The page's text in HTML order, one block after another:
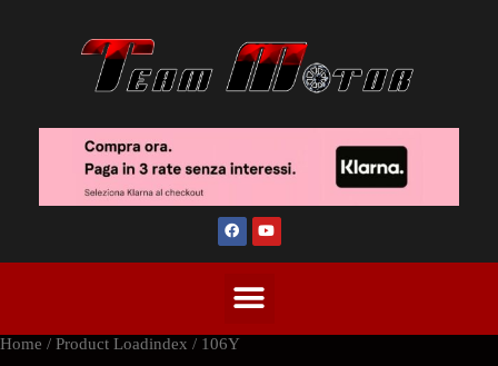
Home / Product Loadindex / 106Y